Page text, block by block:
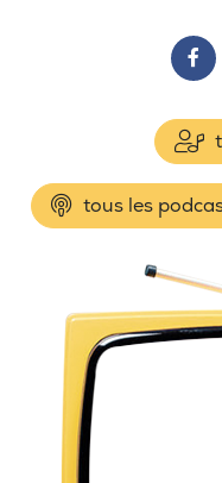
tous les